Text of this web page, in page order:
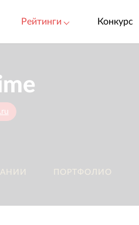
Рейтинги Конкурс
ПОРТФОЛИО